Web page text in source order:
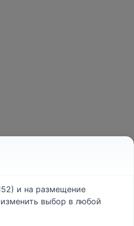
О
© 2026
и на размещение
выбор в любой